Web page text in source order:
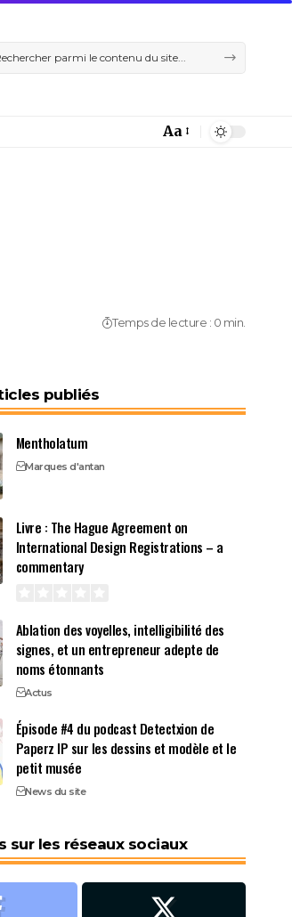
Font
Aa
Temps de lecture : 0 min.
publiés
Mentholatum
Marques d'antan
Livre : The Hague Agreement on
International Design Registrations – a
commentary
Ablation des voyelles, intelligibilité des
signes, et un entrepreneur adepte de
noms étonnants
Actus
Épisode #4 du podcast Detectxion de
Paperz IP sur les dessins et modèle et le
petit musée
News du site
sur les réseaux sociaux